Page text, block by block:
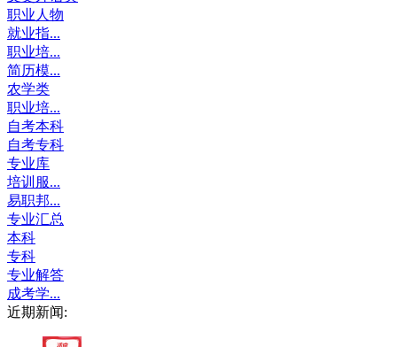
职业人物
就业指...
职业培...
简历模...
农学类
职业培...
自考本科
自考专科
专业库
培训服...
易职邦...
专业汇总
本科
专科
专业解答
成考学...
近期新闻: